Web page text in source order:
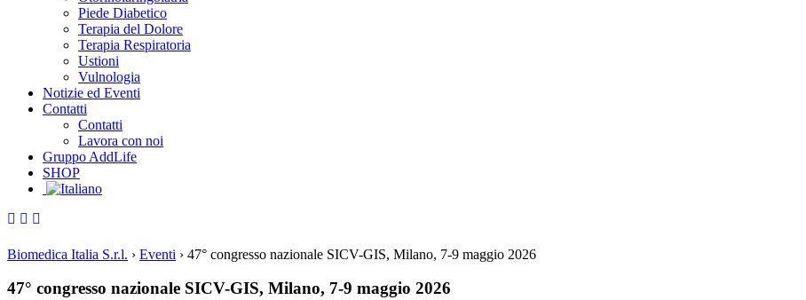
Piede Diabetico
Terapia del Dolore
Terapia Respiratoria
Ustioni
Vulnologia
Notizie ed Eventi
Contatti
Contatti
Lavora con noi
Gruppo AddLife
SHOP
Biomedica Italia S.r.l. › Eventi › 47° congresso nazionale SICV-GIS, Milano, 7-9 maggio 2026
47° congresso nazionale SICV-GIS, Milano, 7-9 maggio 2026